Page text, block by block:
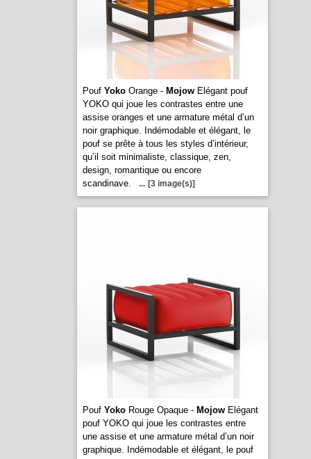
Pouf YokoOrange - MojowElégant pouf
YOKO qui joue les contrastes entre une
assise oranges et une armature métal d’un
noir graphique. Indémodable et élégant, le
pouf se prête à tous les styles d’intérieur,
qu’il soit minimaliste, classique, zen,
design, romantique ou encore
scandinave.
... [3 image(s)]
Pouf YokoRouge Opaque - MojowElégant
pouf YOKO qui joue les contrastes entre
une assise et une armature métal d’un noir
graphique. Indémodable et élégant, le pouf